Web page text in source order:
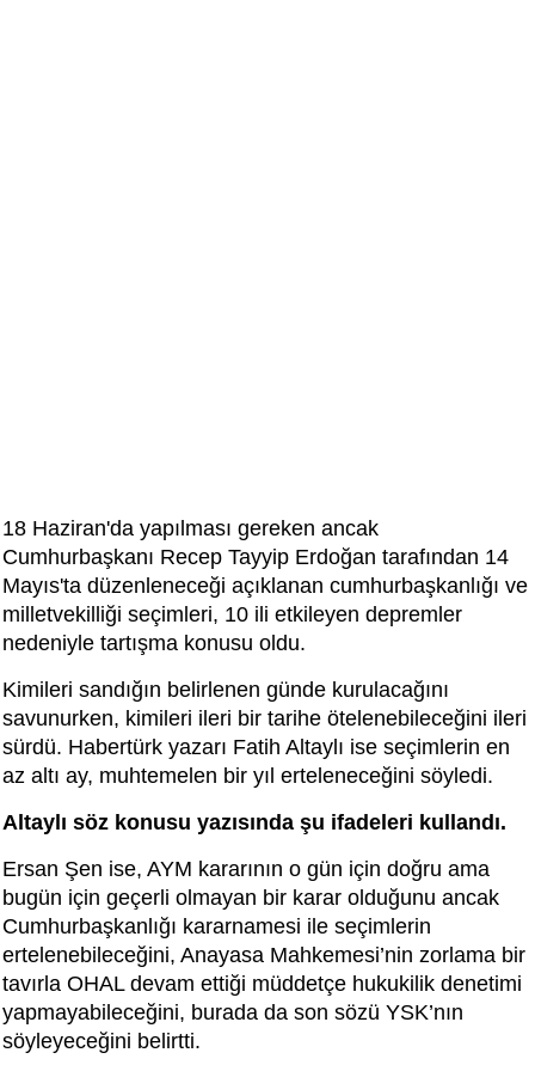
18 Haziran'da yapılması gereken ancak
Cumhurbaşkanı Recep Tayyip Erdoğan tarafından 14
Mayıs'ta düzenleneceği açıklanan cumhurbaşkanlığı ve
milletvekilliği seçimleri, 10 ili etkileyen depremler
nedeniyle tartışma konusu oldu.
Kimileri sandığın belirlenen günde kurulacağını
savunurken, kimileri ileri bir tarihe ötelenebileceğini ileri
sürdü. Habertürk yazarı Fatih Altaylı ise seçimlerin en
az altı ay, muhtemelen bir yıl erteleneceğini söyledi.
Altaylı söz konusu yazısında şu ifadeleri kullandı.
Ersan Şen ise, AYM kararının o gün için doğru ama
bugün için geçerli olmayan bir karar olduğunu ancak
Cumhurbaşkanlığı kararnamesi ile seçimlerin
ertelenebileceğini, Anayasa Mahkemesi’nin zorlama bir
tavırla OHAL devam ettiği müddetçe hukukilik denetimi
yapmayabileceğini, burada da son sözü YSK’nın
söyleyeceğini belirtti.